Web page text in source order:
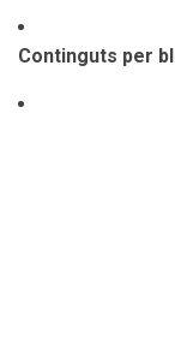
Continguts per